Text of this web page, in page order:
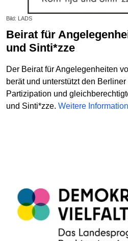
Bild: LADS
Beirat für Angelegenheiten von Rom*nja
und Sinti*zze
Der Beirat für Angelegenheiten
berät und unterstützt den
Partizipation und
und Sinti*zze. Weitere